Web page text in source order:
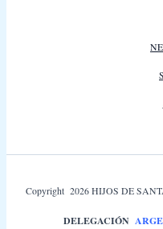
Copyright 2026 HIJOS DE
DELEGACIÓN